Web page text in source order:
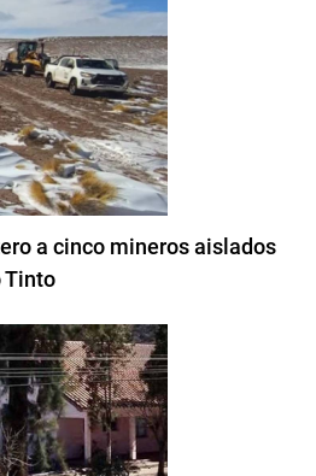
a cinco mineros aislados
Tinto